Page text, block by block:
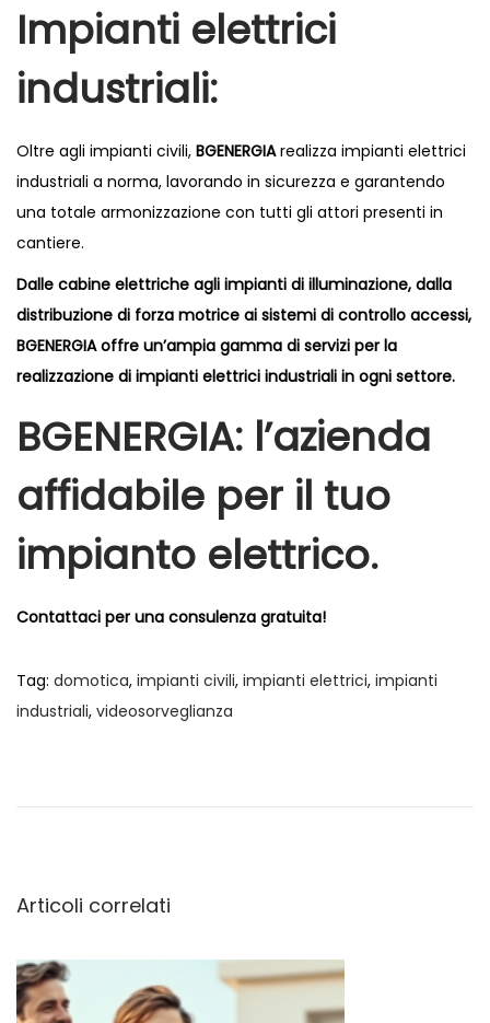
Impianti elettrici
industriali:
Oltre agli impianti civili, BGENERGIArealizza impianti elettrici
industriali a norma, lavorando in sicurezza e garantendo
una totale armonizzazione con tutti gli attori presenti in
cantiere.
Dalle cabine elettriche agli impianti di illuminazione, dalla
distribuzione di forza motrice ai sistemi di controllo accessi,
BGENERGIA offre un’ampia gamma di servizi per la
realizzazione di impianti elettrici industriali in ogni settore.
BGENERGIA: l’azienda
affidabile per il tuo
impianto elettrico.
Contattaci per una consulenza gratuita!
Tag: domotica, impianti civili, impianti elettrici, impianti
industriali, videosorveglianza
i
g
o
o
p
r
o
a
r
e
Articoli correlati